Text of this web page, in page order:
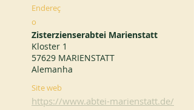
Endereç
o
Zisterzienserabtei Marienstatt
Kloster 1
57629 MARIENSTATT
Alemanha
Site web
https://www.abtei-marienstatt.de/